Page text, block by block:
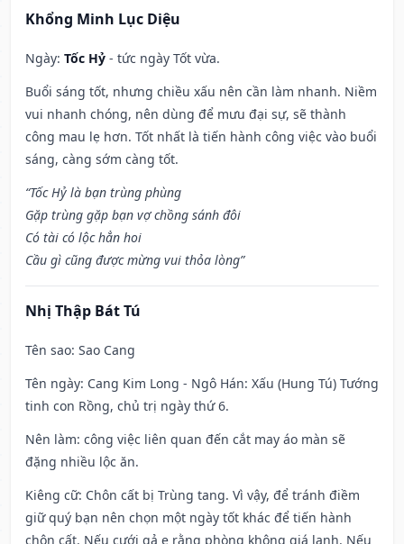
Khổng Minh Lục Diệu
Ngày: Tốc Hỷ - tức ngày Tốt vừa.
Buổi sáng tốt, nhưng chiều xấu nên cần làm nhanh. Niềm
vui nhanh chóng, nên dùng để mưu đại sự, sẽ thành
công mau lẹ hơn. Tốt nhất là tiến hành công việc vào buổi
sáng, càng sớm càng tốt.
“Tốc Hỷ là bạn trùng phùng
Gặp trùng gặp bạn vợ chồng sánh đôi
Có tài có lộc hẳn hoi
Cầu gì cũng được mừng vui thỏa lòng”
Nhị Thập Bát Tú
Tên sao: Sao Cang
Tên ngày: Cang Kim Long - Ngô Hán: Xấu (Hung Tú) Tướng
tinh con Rồng, chủ trị ngày thứ 6.
Nên làm: công việc liên quan đến cắt may áo màn sẽ
đặng nhiều lộc ăn.
Kiêng cữ: Chôn cất bị Trùng tang. Vì vậy, để tránh điềm
giữ quý bạn nên chọn một ngày tốt khác để tiến hành
chôn cất. Nếu cưới gả e rằng phòng không giá lạnh. Nếu